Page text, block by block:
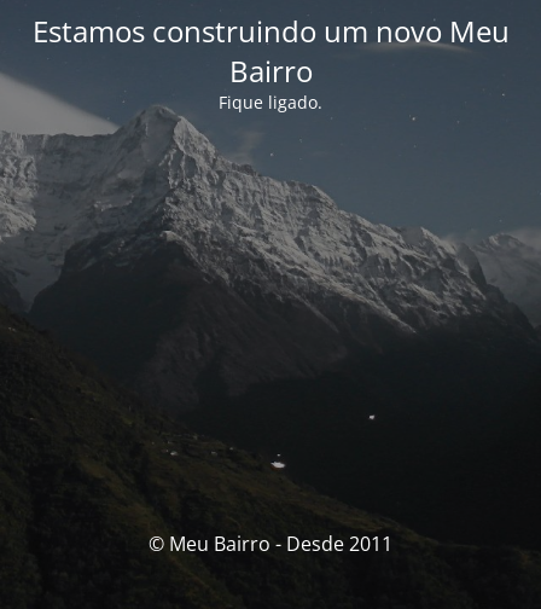
Estamos construindo um novo Meu
Bairro
Fique ligado.
© Meu Bairro - Desde 2011